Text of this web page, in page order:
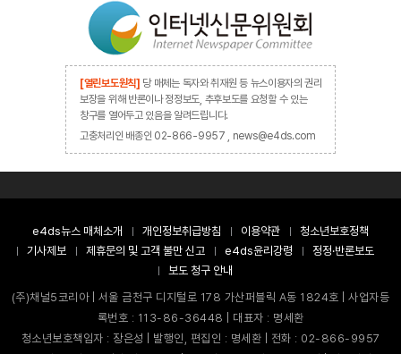
[열린보도원칙] 당 매체는 독자와 취재원 등 뉴스이용자의 권리
보장을 위해 반론이나 정정보도, 추후보도를 요청할 수 있는
창구를 열어두고 있음을 알려드립니다.
고충처리인 배종인 02-866-9957 , news@e4ds.com
e4ds뉴스 매체소개 개인정보취급방침 이용약관
청소년보호정책
기사제보
제휴문의 및 고객 불만 신고 e4ds윤리강령
정정·반론보도
보도 청구 안내
(주)채널5코리아 | 서울 금천구 디지털로 178 가산퍼블릭 A동 1824호 | 사업자등
록번호 : 113-86-36448 | 대표자 : 명세환
청소년보호책임자 : 장은성 | 발행인, 편집인 : 명세환 | 전화 : 02-866-9957